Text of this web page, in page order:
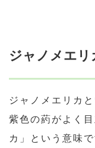
ジャノメエリ
ジャノメエリカ
紫色の葯がよく
カ」という意味で